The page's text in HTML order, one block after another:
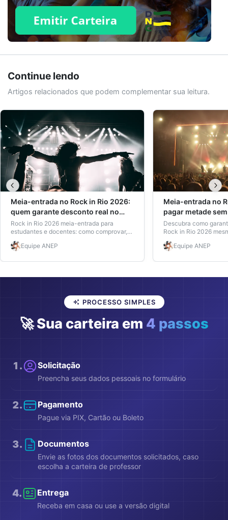
Continue lendo
Artigos relacionados que podem complementar sua leitura.
Meia-entrada no Rock in Rio 2026:
quem garante desconto real no
ingresso?
Rock in Rio 2026 meia-entrada para
estudantes e docentes: como comprovar,
quem tem direito e por que a carteira ANEP
pode garantir o desconto sem burocracia.
Equipe ANEP
Meia-entrada no
pagar metade
Descubra como
Rock in Rio 2026
ativa. Veja valores,
Carteira de Estudante
Equipe ANEP
PROCESSO SIMPLES
🚀 Sua carteira em 4 passos
1 . Solicitação
Preencha seus dados pessoais no formulário
2. Pagamento
Pague via PIX, Cartão ou Boleto
3. Documentos
Envie as fotos dos documentos solicitados, caso
escolha a carteira de professor
4. Entrega
Receba em casa ou use a versão digital